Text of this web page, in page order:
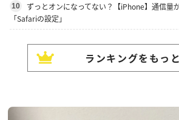
10
ずっとオンになってない？【iPhone】通信量
「Safariの設定」
ランキングをもっ